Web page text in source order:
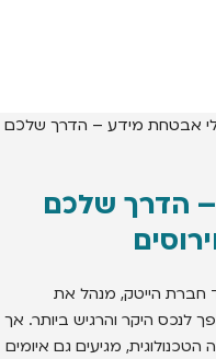
אבטחת מידע – הדרך שלכם
הדרך שלכם
חברת הייטק, מנהל את
לנכס היקר והרגיש ביותר. אך
מגיעים גם איומים